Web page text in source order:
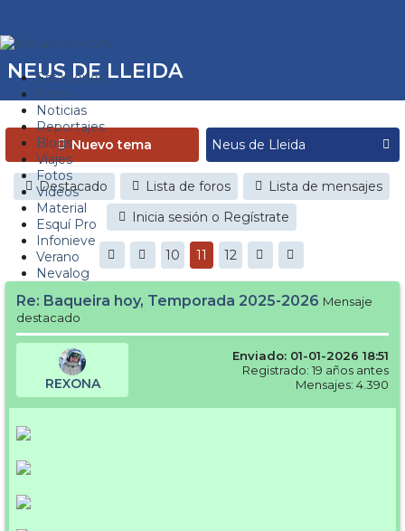
Estaciones
Foros
Noticias
Reportajes
Blogs
Viajes
Fotos
Videos
Material
Esquí Pro
Infonieve
Verano
Nevalog
NEUS DE LLEIDA
Nuevo tema
Destacado Lista de foros
Lista de mensajes
Inicia sesión o Regístrate
10 11 12
Re: Baqueira hoy, Temporada 2025-2026 Mensaje
destacado
REXONA
Enviado: 01-01-2026 18:51
Registrado: 19 años antes
Mensajes: 4.390